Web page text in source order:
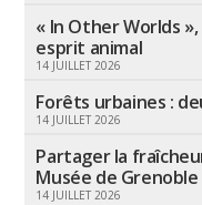
« In Other Worlds
esprit animal
14 JUILLET 2026
Forêts urbaines :
14 JUILLET 2026
Partager la
Musée de Grenoble
14 JUILLET 2026